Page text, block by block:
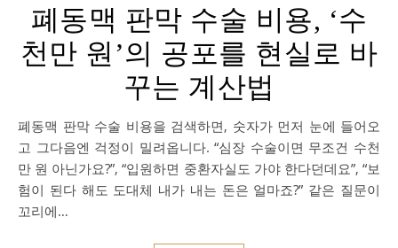
폐동맥 판막 수술 비용, ‘수
천만 원’의 공포를 현실로 바
꾸는 계산법
폐동맥 판막 수술 비용을 검색하면, 숫자가 먼저 눈에 들어오
고 그다음엔 걱정이 밀려옵니다. “심장 수술이면 무조건 수천
만 원 아닌가요?”, “입원하면 중환자실도 가야 한다던데요”, “보
험이 된다 해도 도대체 내가 내는 돈은 얼마죠?” 같은 질문이
꼬리에…